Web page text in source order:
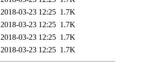
2018-03-23 12:25 1.7K
2018-03-23 12:25 1.7K
2018-03-23 12:25 1.7K
2018-03-23 12:25 1.7K